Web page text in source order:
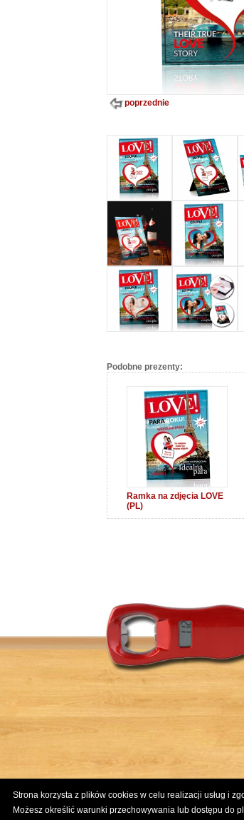
poprzednie
Podobne prezenty:
Ramka na zdjęcia LOVE
(PL)
Strona korzysta z plików cookies w celu realizacji usług i
Możesz określić warunki przechowywania lub dostępu do